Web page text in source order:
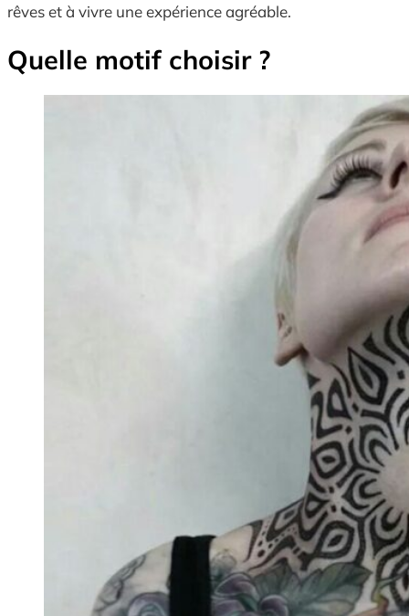
rêves et à vivre une expérience agréable.
Quelle motif choisir ?